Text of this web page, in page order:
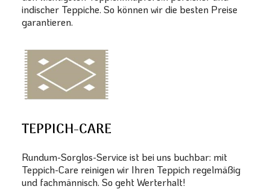
indischer Teppiche. So können wir die besten Preise
garantieren.
TEPPICH-CARE
Rundum-Sorglos-Service ist bei uns buchbar: mit
Teppich-Care reinigen wir Ihren Teppich regelmäßig
und fachmännisch. So geht Werterhalt!